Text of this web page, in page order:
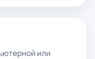
или